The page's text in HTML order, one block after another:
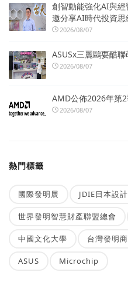
創智動能強化AI與
邀分享AI時代投資思
2026/08/07
ASUSx三麗鷗耍酷
2026/08/07
AMD公佈2026年第
2026/08/07
熱門標籤
國際發明展 JDIE日本設
世界發明智慧財產聯盟總會
中國文化大學 台灣發明
ASUS Microchip